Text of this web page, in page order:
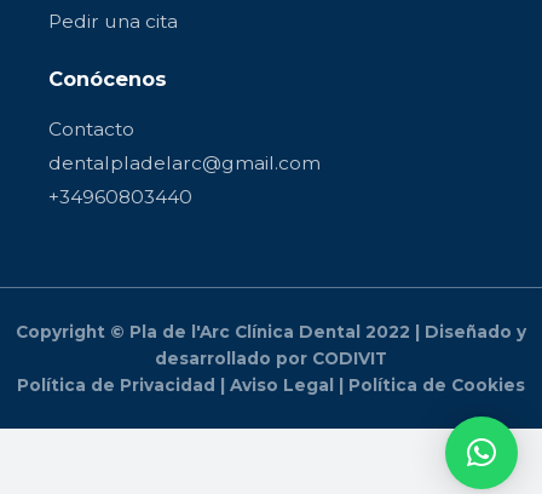
Pedir una cita
Conócenos
Contacto
dentalpladelarc@gmail.com
+34960803440
Copyright © Pla de l'Arc Clínica Dental 2022 | Diseñado y
desarrollado por CODIVIT
Política de Privacidad
Aviso Legal Política de Cookies